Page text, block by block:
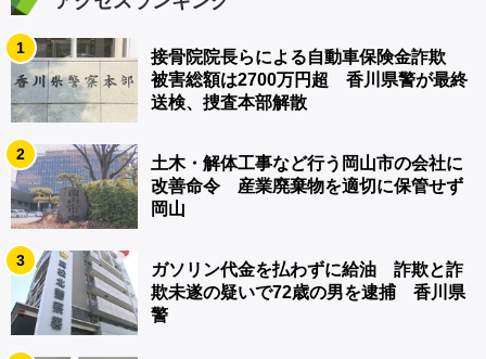
1
接骨院院長らによる自動車保険金詐欺
被害総額は2700万円超 香川県警が最終
送検、捜査本部解散
2
土木・解体工事など行う岡山市の会社に
改善命令 産業廃棄物を適切に保管せず
岡山
3
ガソリン代金を払わずに給油 詐欺と詐
欺未遂の疑いで72歳の男を逮捕 香川県
警